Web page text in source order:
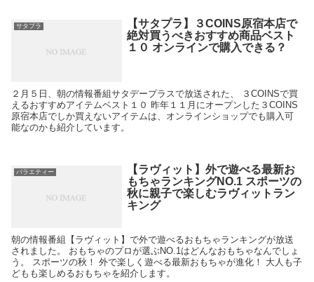
サタプラ
【サタプラ】３COINS原宿本店で
絶対買うべきおすすめ商品ベスト
１０ オンラインで購入できる？
２月５日、朝の情報番組サタデープラスで放送された、 ３COINSで買
えるおすすめアイテムベスト１０ 昨年１１月にオープンした３COINS
原宿本店でしか買えないアイテムは、オンラインショップでも購入可
能なのかも紹介しています。
バラエティー
【ラヴィット】外で遊べる最新お
もちゃランキングNO.1 スポーツの
秋に親子で楽しむラヴィットラン
キング
朝の情報番組【ラヴィット】で外で遊べるおもちゃランキングが放送
されました。 おもちゃのプロが選ぶNO.1はどんなおもちゃなんでしょ
う。 スポーツの秋！ 外で楽しく遊べる最新おもちゃが進化！ 大人も子
どもも楽しめるおもちゃを紹介します。